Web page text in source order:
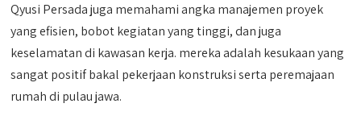
Qyusi Persada juga memahami angka manajemen proyek
yang efisien, bobot kegiatan yang tinggi, dan juga
keselamatan di kawasan kerja. mereka adalah kesukaan yang
sangat positif bakal pekerjaan konstruksi serta peremajaan
rumah di pulau jawa.